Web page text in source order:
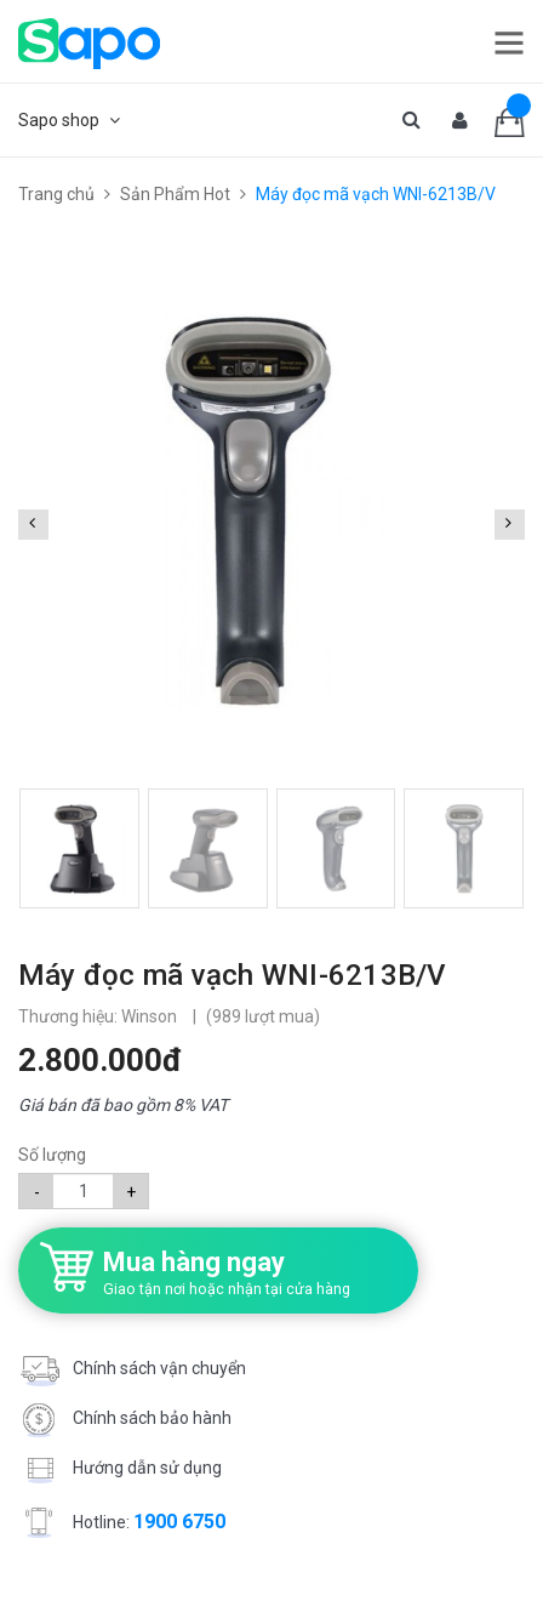
Sapo shop
Trang chủ Sản Phẩm Hot Máy đọc mã vạch WNI-6213B/V
Máy đọc mã vạch WNI-6213B/V
Thương hiệu: Winson (989 lượt mua)
2.800.000đ
Giá bán đã bao gồm 8% VAT
Số lượng
-
+
Mua hàng ngay
Giao tận nơi hoặc nhận tại cửa hàng
Chính sách vận chuyển
Chính sách bảo hành
Hướng dẫn sử dụng
Hotline: 1900 6750